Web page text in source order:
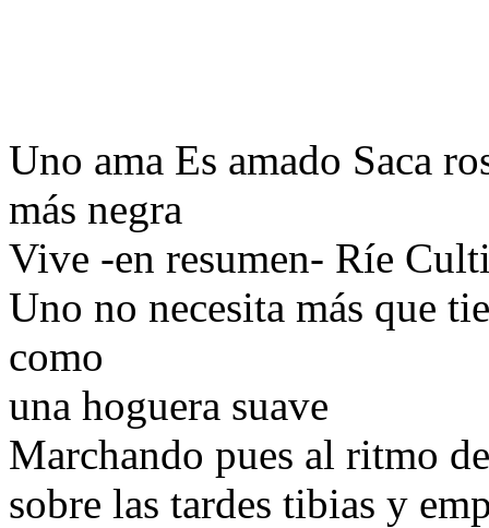
Uno ama Es amado Saca
más negra
Vive -en resumen- Ríe
Uno no necesita más que
como
una hoguera suave
Marchando pues al ritmo
sobre las tardes tibias y